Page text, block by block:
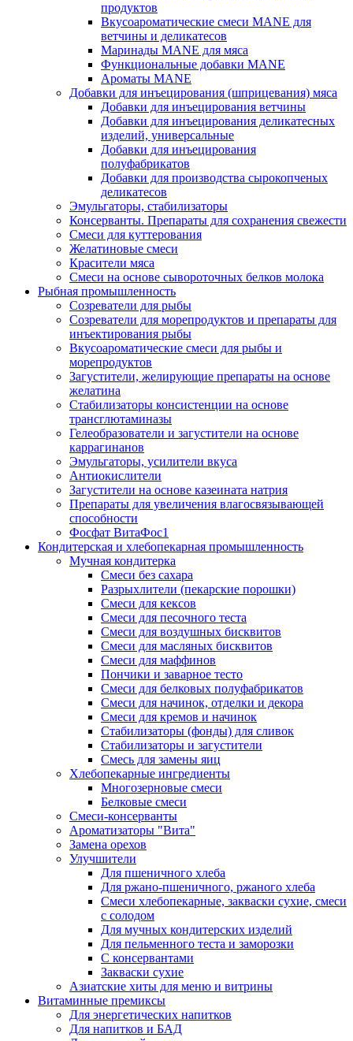
продуктов
Вкусоароматические смеси MANE для
ветчины и деликатесов
Маринады MANE для мяса
Функциональные добавки MANE
Ароматы MANE
Добавки для инъецирования (шприцевания) мяса
Добавки для инъецирования ветчины
Добавки для инъецирования деликатесных
изделий, универсальные
Добавки для инъецирования
полуфабрикатов
Добавки для производства сырокопченых
деликатесов
Эмульгаторы, стабилизаторы
Консерванты. Препараты для сохранения свежести
Смеси для куттерования
Желатиновые смеси
Красители мяса
Смеси на основе сывороточных белков молока
Рыбная промышленность
Созреватели для рыбы
Созреватели для морепродуктов и препараты для
инъектирования рыбы
Вкусоароматические смеси для рыбы и
морепродуктов
Загустители, желирующие препараты на основе
желатина
Стабилизаторы консистенции на основе
трансглютаминазы
Гелеобразователи и загустители на основе
каррагинанов
Эмульгаторы, усилители вкуса
Антиокислители
Загустители на основе казеината натрия
Препараты для увеличения влагосвязывающей
способности
Фосфат ВитаФос1
Кондитерская и хлебопекарная промышленность
Мучная кондитерка
Смеси без сахара
Разрыхлители (пекарские порошки)
Смеси для кексов
Смеси для песочного теста
Смеси для воздушных бисквитов
Смеси для масляных бисквитов
Смеси для маффинов
Пончики и заварное тесто
Cмеси для белковых полуфабрикатов
Смеси для начинок, отделки и декора
Смеси для кремов и начинок
Стабилизаторы (фонды) для сливок
Стабилизаторы и загустители
Смесь для замены яиц
Хлебопекарные ингредиенты
Многозерновые смеси
Белковые смеси
Смеси-консерванты
Ароматизаторы "Вита"
Замена орехов
Улучшители
Для пшеничного хлеба
Для ржано-пшеничного, ржаного хлеба
Смеси хлебопекарные, закваски сухие, смеси
с солодом
Для мучных кондитерских изделий
Для пельменного теста и заморозки
С консервантами
Закваски сухие
Азиатские хиты для меню и витрины
Витаминные премиксы
Для энергетических напитков
Для напитков и БАД